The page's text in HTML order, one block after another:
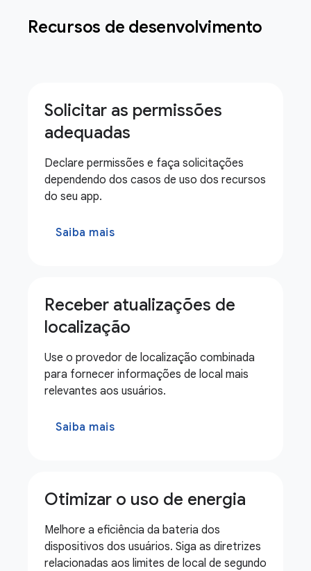
Recursos de desenvolvimento
Solicitar as permissões
adequadas
Declare permissões e faça solicitações
dependendo dos casos de uso dos recursos
do seu app.
Saiba mais
Receber atualizações de
localização
Use o provedor de localização combinada
para fornecer informações de local mais
relevantes aos usuários.
Saiba mais
Otimizar o uso de energia
Melhore a eficiência da bateria dos
dispositivos dos usuários. Siga as diretrizes
relacionadas aos limites de local de segundo